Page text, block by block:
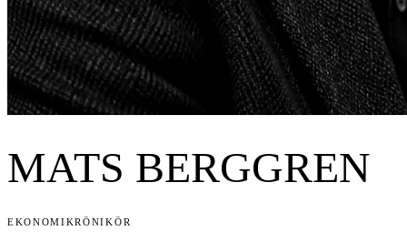
MATS BERGGREN
EKONOMIKRÖNIKÖR